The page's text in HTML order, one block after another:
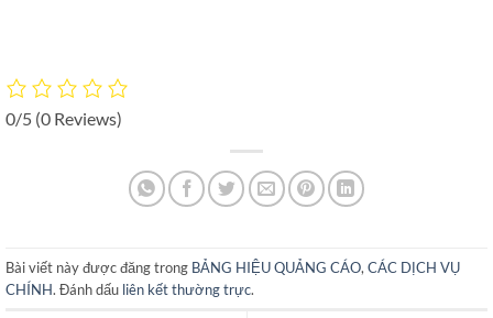
0/5 (0 Reviews)
Bài viết này được đăng trong BẢNG HIỆU QUẢNG CÁO, CÁC DỊCH VỤ
CHÍNH. Đánh dấu liên kết thường trực.